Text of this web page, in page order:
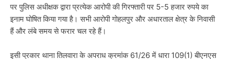
पर पुलिस अधीक्षक द्वारा प्रत्येक आरोपी की गिरफ्तारी पर 5-5 हजार रुपये का
इनाम घोषित किया गया है। सभी आरोपी गोहलपुर और अधारताल क्षेत्र के निवासी
हैं और लंबे समय से फरार चल रहे हैं।
इसी प्रकार थाना तिलवारा के अपराध क्रमांक 61/26 में धारा 109(1) बीएनएस